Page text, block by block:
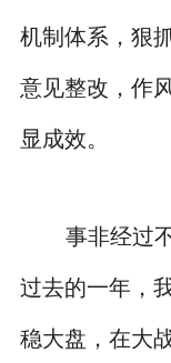
机制体系，狠
意见整改，作
显成效。
事非经过
过去的一年，
稳大盘，在大